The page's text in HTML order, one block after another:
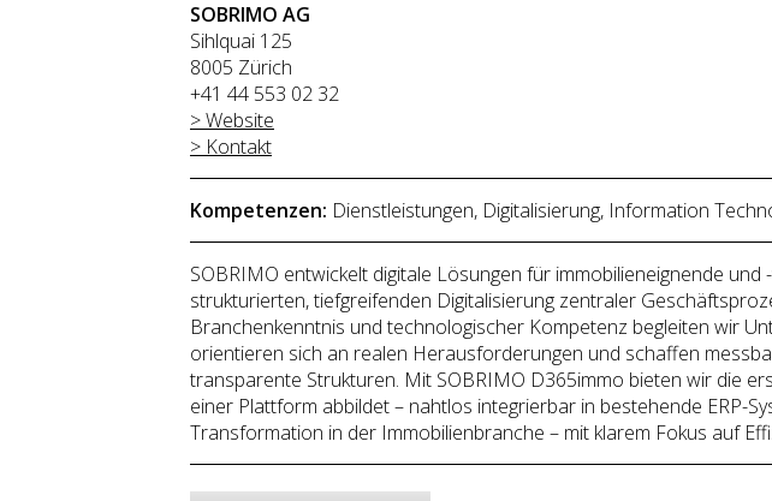
SOBRIMO AG
Sihlquai 125
8005 Zürich
+41 44 553 02 32
> Website
> Kontakt
Kompetenzen: Dienstleistungen, Digitalisierung, Information
SOBRIMO entwickelt digitale Lösungen für immobilieneignende
strukturierten, tiefgreifenden Digitalisierung zentraler
Branchenkenntnis und technologischer Kompetenz begleiten wir
orientieren sich an realen Herausforderungen und schaffen
transparente Strukturen. Mit SOBRIMO D365immo bieten wir die
einer Plattform abbildet – nahtlos integrierbar in bestehende ERP-
Transformation in der Immobilienbranche – mit klarem Fokus auf